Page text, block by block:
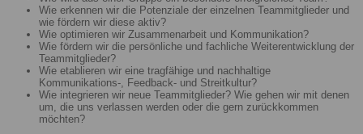
Wie erkennen wir die Potenziale der einzelnen Teammitglieder und
wie fördern wir diese aktiv?
Wie optimieren wir Zusammenarbeit und Kommunikation?
Wie fördern wir die persönliche und fachliche Weiterentwicklung der
Teammitglieder?
Wie etablieren wir eine tragfähige und nachhaltige
Kommunikations-, Feedback- und Streitkultur?
Wie integrieren wir neue Teammitglieder? Wie gehen wir mit denen
um, die uns verlassen werden oder die gern zurückkommen
möchten?